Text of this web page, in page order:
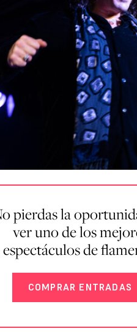
pierdas la
ver uno de los
espectáculos de
COMPRAR ENTRADAS